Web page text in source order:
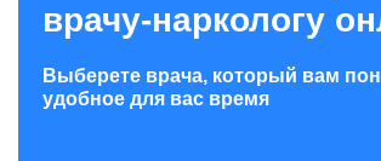
врачу-наркологу
Выберете врача, который вам
удобное для вас время